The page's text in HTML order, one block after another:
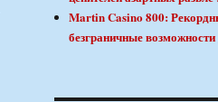
Martin Casino 800:
безграничные